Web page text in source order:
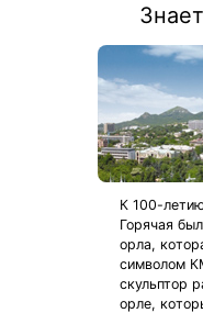
К 100-
Горячая
орла,
символом
скульптор
орле,